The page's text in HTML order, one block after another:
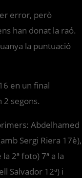
error, però
han donat la raó.
la puntuació
en un final
segons.
Abdelhamed
Sergi Riera 17è),
2ª foto) 7ª a la
Salvador 12ª) i